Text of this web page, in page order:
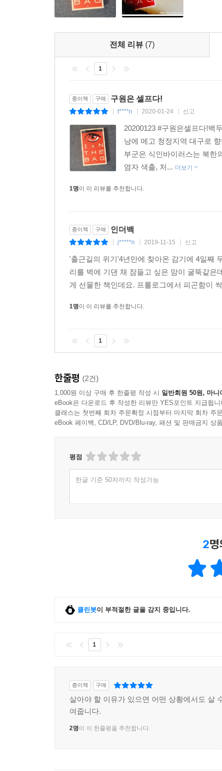
이러한 묵직한 소재와 주제가 작가의 탄탄한 문
결말에 이르러 유독 전율이 이는 이유는 예상
이야기”(연상호 감독)하기 때문이다. 종말이라
세계로 독자들을 초대한다.
“그는 가운데 낀 아들이 두 사람 사이를 빠져나가
아들 이마가 배에 닿았다. 아내 이마가 어깨에 닿았
그에게 전부인 그들의 이마가 그의 몸에 닿아 있었
전체 리뷰 (7)
1
종이책 구매 구원은 셀프다!
t****n 2020-01-24 신고
20200123 #구원은셀프다!백
낭에 메고 청정지역 대구로
부군은 식인바이러스는 북한
염자 색출, 처... 더보기
1명이 이 리뷰를 추천합니다.
종이책 구매 인더백
j*****n 2019-11-15 신고
'출근길의 위기'4년만에 찾아온 감기에 4일째
리를 벽에 기댄 채 잠들고 싶은 맘이 굴뚝같
게 선물한 책인데요. 프롤로그에서 피곤함이
1명이 이 리뷰를 추천합니다.
1
한줄평 (2건)
1,000원 이상 구매 후 한줄평 작성 시 일반회원 50원, 마니
eBook은 다운로드 후 작성한 리뷰만 YES포인트 지급됩니
클래스는 첫번째 회차 주문확정 시점부터 마지막 회차 주
eBook 페이백, CD/LP, DVD/Blu-ray, 패션 및 판매금지 상
평점
한글 기준 50자까지 작성가능
2
클린봇이 부적절한 글을 감지 중입니다.
1
종이책 구매
살아야 할 이유가 있으면 어떤 상황에서도 살
여줍니다.
2명이 이 한줄평을 추천합니다.